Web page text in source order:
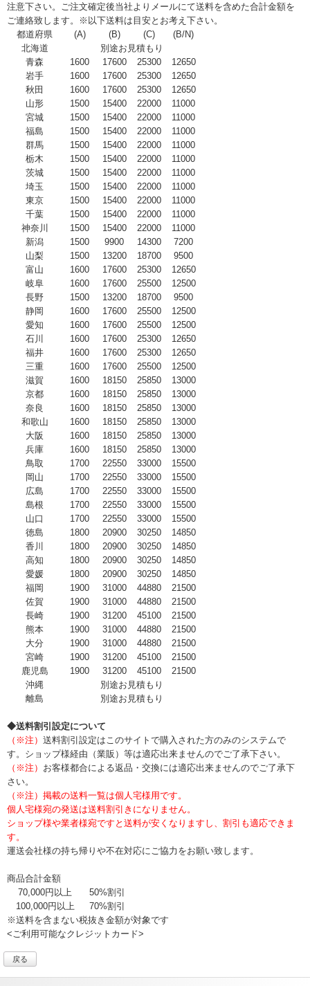
注意下さい。ご注文確定後当社よりメールにて送料を含めた合計金額を
ご連絡致します。※以下送料は目安とお考え下さい。
都道府県
(A) (B) (C)
(B/N)
北海道
別途お見積もり
青森
1600 17600 25300
12650
岩手
1600 17600 25300
12650
秋田
1600 17600 25300
12650
山形
1500 15400 22000
11000
宮城
1500 15400 22000
11000
福島
1500 15400 22000
11000
群馬
1500 15400 22000
11000
栃木
1500 15400 22000
11000
茨城
1500 15400 22000
11000
埼玉
1500 15400 22000
11000
東京
1500 15400 22000
11000
千葉
1500 15400 22000
11000
神奈川
1500 15400 22000
11000
新潟
1500 9900 14300
7200
山梨
1500 13200 18700
9500
富山
1600 17600 25300
12650
岐阜
1600 17600 25500
12500
長野
1500 13200 18700
9500
静岡
1600 17600 25500
12500
愛知
1600 17600 25500
12500
石川
1600 17600 25300
12650
福井
1600 17600 25300
12650
三重
1600 17600 25500
12500
滋賀
1600 18150 25850
13000
京都
1600 18150 25850
13000
奈良
1600 18150 25850
13000
和歌山
1600 18150 25850
13000
大阪
1600 18150 25850
13000
兵庫
1600 18150 25850
13000
鳥取
1700 22550 33000
15500
岡山
1700 22550 33000
15500
広島
1700 22550 33000
15500
島根
1700 22550 33000
15500
山口
1700 22550 33000
15500
徳島
1800 20900 30250
14850
香川
1800 20900 30250
14850
高知
1800 20900 30250
14850
愛媛
1800 20900 30250
14850
福岡
1900 31000 44880
21500
佐賀
1900 31000 44880
21500
長崎
1900 31200 45100
21500
熊本
1900 31000 44880
21500
大分
1900 31000 44880
21500
宮崎
1900 31200 45100
21500
鹿児島
1900 31200 45100
21500
沖縄
別途お見積もり
離島
別途お見積もり
◆送料割引設定について
（※注） 送料割引設定はこのサイトで購入された方のみのシステムで
す。ショップ様経由（業販）等は適応出来ませんのでご了承下さい。
（※注） お客様都合による返品・交換には適応出来ませんのでご了承下
さい。
（※注）掲載の送料一覧は個人宅様用です。
個人宅様宛の発送は送料割引きになりません。
ショップ様や業者様宛ですと送料が安くなりますし、割引も適応できま
す。
運送会社様の持ち帰りや不在対応にご協力をお願い致します。
商品合計金額
70,000円以上
50%割引
100,000円以上
70%割引
※送料を含まない税抜き金額が対象です
<ご利用可能なクレジットカード>
戻る